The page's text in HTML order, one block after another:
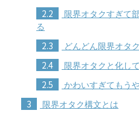
2.2
限界オタクすぎて
る
2.3 どんどん限界オタ
2.4 限界オタクと化し
2.5 かわいすぎてもう
3 限界オタク構文とは